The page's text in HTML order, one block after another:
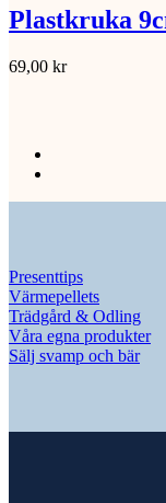
Plastkruka
69,00 kr
Presenttips
Värmepellets
Trädgård & Odling
Våra egna produkter
Sälj svamp och bär